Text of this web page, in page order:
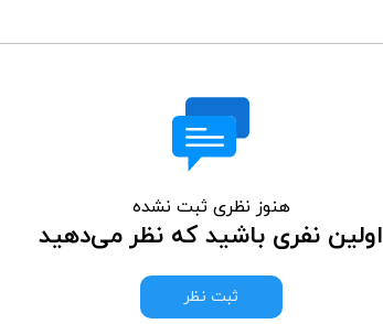
هنوز نظری ثبت نشده
اولین نفری باشید که نظر می‌دهید
ثبت نظر